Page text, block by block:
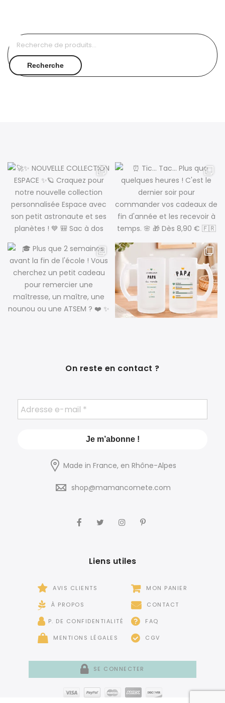
Recherche
On reste en contact ?
Made in France, en Rhône-Alpes
shop@mamancomete.com
Liens utiles
AVIS CLIENTS
À PROPOS
P. DE CONFIDENTIALITÉ
MENTIONS LÉGALES
MON PANIER
CONTACT
FAQ
CGV
SE CONNECTER